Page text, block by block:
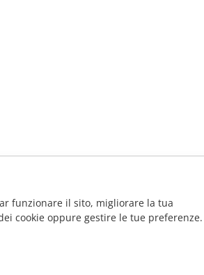
funzionare il sito, migliorare la tua
cookie oppure gestire le tue preferenze.